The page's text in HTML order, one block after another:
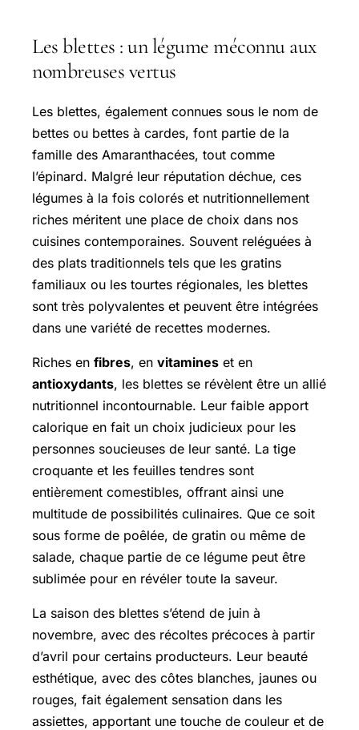
Les blettes : un légume méconnu aux
nombreuses vertus
Les blettes, également connues sous le nom de
bettes ou bettes à cardes, font partie de la
famille des Amaranthacées, tout comme
l’épinard. Malgré leur réputation déchue, ces
légumes à la fois colorés et nutritionnellement
riches méritent une place de choix dans nos
cuisines contemporaines. Souvent reléguées à
des plats traditionnels tels que les gratins
familiaux ou les tourtes régionales, les blettes
sont très polyvalentes et peuvent être intégrées
dans une variété de recettes modernes.
Riches en fibres, en vitamines et en
antioxydants, les blettes se révèlent être un allié
nutritionnel incontournable. Leur faible apport
calorique en fait un choix judicieux pour les
personnes soucieuses de leur santé. La tige
croquante et les feuilles tendres sont
entièrement comestibles, offrant ainsi une
multitude de possibilités culinaires. Que ce soit
sous forme de poêlée, de gratin ou même de
salade, chaque partie de ce légume peut être
sublimée pour en révéler toute la saveur.
La saison des blettes s’étend de juin à
novembre, avec des récoltes précoces à partir
d’avril pour certains producteurs. Leur beauté
esthétique, avec des côtes blanches, jaunes ou
rouges, fait également sensation dans les
assiettes, apportant une touche de couleur et de